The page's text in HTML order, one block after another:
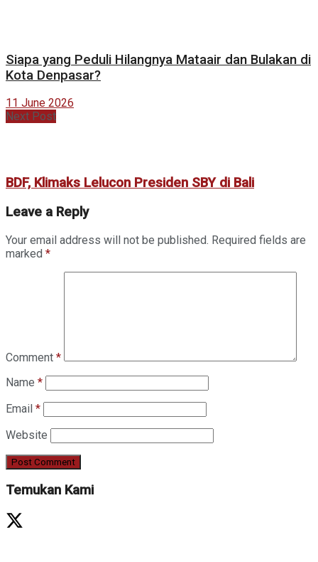
Siapa yang Peduli Hilangnya Mataair dan Bulakan di
Kota Denpasar?
11 June 2026
Next Post
BDF, Klimaks Lelucon Presiden SBY di Bali
Leave a Reply
Your email address will not be published. Required fields are
marked *
Comment *
Name *
Email *
Website
Temukan Kami